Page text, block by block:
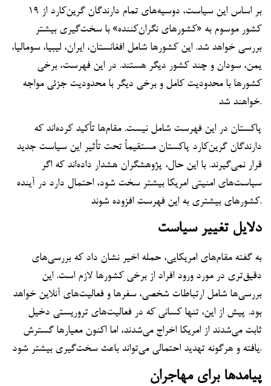
بر اساس این سیاست، دوسیه‌های تمام دارندگان گرین‌کارد از ۱۹
کشور موسوم به «کشورهای نگران‌کننده» با سخت‌گیری بیشتر
بررسی خواهد شد. این کشورها شامل افغانستان، ایران، لیبیا، سومالیا،
یمن، سودان و چند کشور دیگر هستند. در این فهرست، برخی
کشورها با محدودیت کامل و برخی دیگر با محدودیت جزئی مواجه
خواهند شد.
پاکستان در این فهرست شامل نیست. مقام‌ها تأکید کرده‌اند که
دارندگان گرین‌کارد پاکستان مستقیماً تحت تأثیر این سیاست جدید
قرار نمی‌گیرند. با این حال، پژوهشگران هشدار داده‌اند که اگر
سیاست‌های امنیتی امریکا بیشتر سخت شود، احتمال دارد در آینده
کشورهای بیشتری به این فهرست افزوده شوند.
دلایل تغییر سیاست
به گفته مقام‌های امریکایی، حمله اخیر نشان داد که بررسی‌های
دقیق‌تری در مورد ورود افراد از برخی کشورها لازم است. این
بررسی‌ها شامل ارتباطات شخصی، سفرها و فعالیت‌های آنلاین خواهد
بود. پیش از این، تنها کسانی که در فعالیت‌های تروریستی دخیل
ثابت می‌شدند از امریکا اخراج می‌شدند، اما اکنون معیارها گسترش
یافته و هرگونه تهدید احتمالی می‌تواند باعث سخت‌گیری بیشتر شود.
پیامدها برای مهاجران